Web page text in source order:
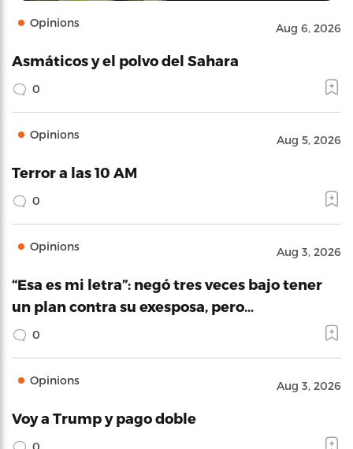
Opinions Aug 6, 2026
Asmáticos y el polvo del Sahara
0
Opinions Aug 5, 2026
Terror a las 10 AM
0
Opinions Aug 3, 2026
“Esa es mi letra”: negó tres veces bajo tener
un plan contra su exesposa, pero…
0
Opinions Aug 3, 2026
Voy a Trump y pago doble
0